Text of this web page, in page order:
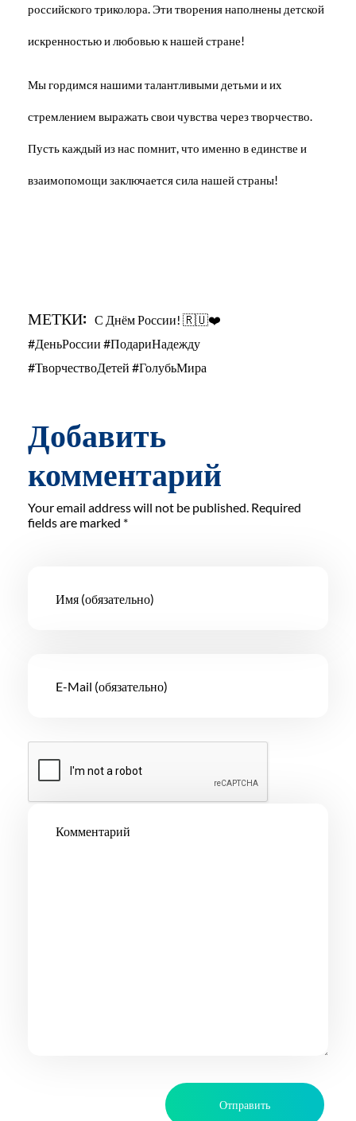
российского триколора. Эти творения наполнены детской
искренностью и любовью к нашей стране!
Мы гордимся нашими талантливыми детьми и их
стремлением выражать свои чувства через творчество.
Пусть каждый из нас помнит, что именно в единстве и
взаимопомощи заключается сила нашей страны!
МЕТКИ: С Днём России! 🇷🇺❤️
#ДеньРоссии #ПодариНадежду
#ТворчествоДетей #ГолубьМира
Добавить
комментарий
Your email address will not be published. Required
fields are marked *